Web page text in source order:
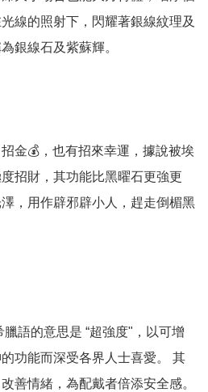
線的照射下，閃耀著銀線紋理及
銀線石及紫蘇輝。
金💰，也有招來幸運，據說被埃
招財，其功能比黑曜石更強更
，用作辟邪辟小人，趕走倒楣黑
語的意思是 “超強度"，以可增
功能而深受各界人士喜愛。 其
善情緒，為配戴者倍添安全感。